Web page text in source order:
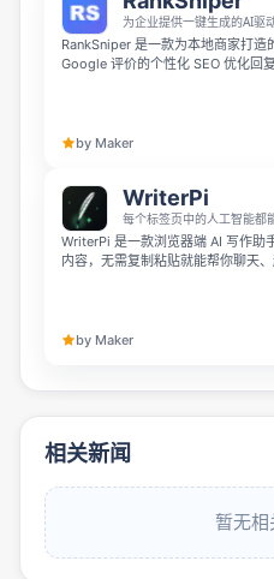
为企业提供一键生成的AI驱
RankSniper 是一款为本地商家打造
Google 评价的个性化 SEO 优化回
by Maker
WriterPi
每个标签页中的人工智能都
WriterPi 是一款浏览器端 AI 写作助
内容，无需复制粘贴就能帮你聊天
by Maker
相关新闻
暂无相